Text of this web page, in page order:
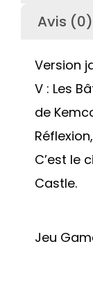
Avis (0)
Version
V : Les
de
C’est le
Castle.
Jeu